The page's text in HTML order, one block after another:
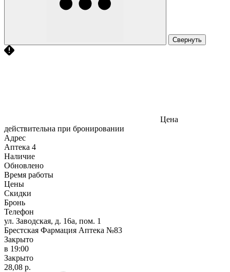
Свернуть
Цена
действительна при бронировании
Адрес
Аптека 4
Наличие
Обновлено
Время работы
Цены
Скидки
Бронь
Телефон
ул. Заводская, д. 16а, пом. 1
Брестская Фармация Аптека №83
Закрыто
в 19:00
Закрыто
28,08 р.